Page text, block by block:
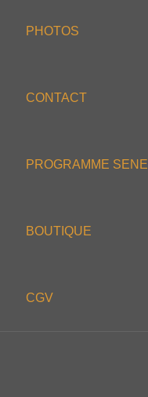
PHOTOS
CONTACT
PROGRAMME
BOUTIQUE
CGV